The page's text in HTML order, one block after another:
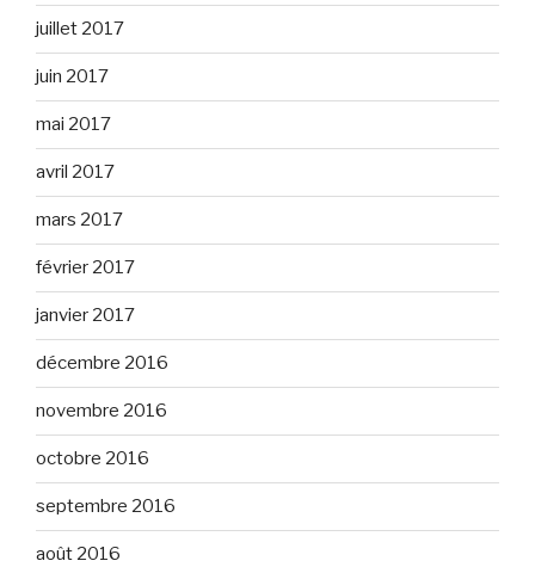
juillet 2017
juin 2017
mai 2017
avril 2017
mars 2017
février 2017
janvier 2017
décembre 2016
novembre 2016
octobre 2016
septembre 2016
août 2016